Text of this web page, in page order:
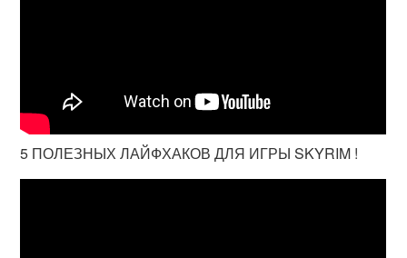
5 ПОЛЕЗНЫХ ЛАЙФХАКОВ ДЛЯ ИГРЫ SKYRIM !